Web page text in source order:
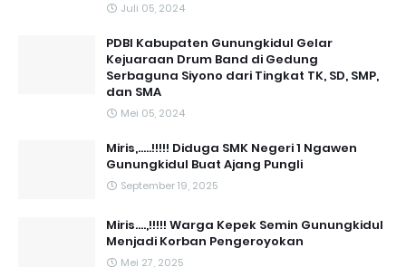
Juli 05, 2024
PDBI Kabupaten Gunungkidul Gelar
Kejuaraan Drum Band di Gedung
Serbaguna Siyono dari Tingkat TK, SD, SMP,
dan SMA
Mei 05, 2024
Miris,.....!!!!! Diduga SMK Negeri 1 Ngawen
Gunungkidul Buat Ajang Pungli
September 19, 2025
Miris....,!!!!! Warga Kepek Semin Gunungkidul
Menjadi Korban Pengeroyokan
Mei 27, 2025